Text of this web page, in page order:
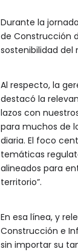
Durante la
de Construcción
sostenibilidad
Al respecto, la
destacó la
lazos con
para muchos de
diaria. El foco
temáticas
alineados para
territorio”.
En esa línea, y
Construcción e
sin importar su